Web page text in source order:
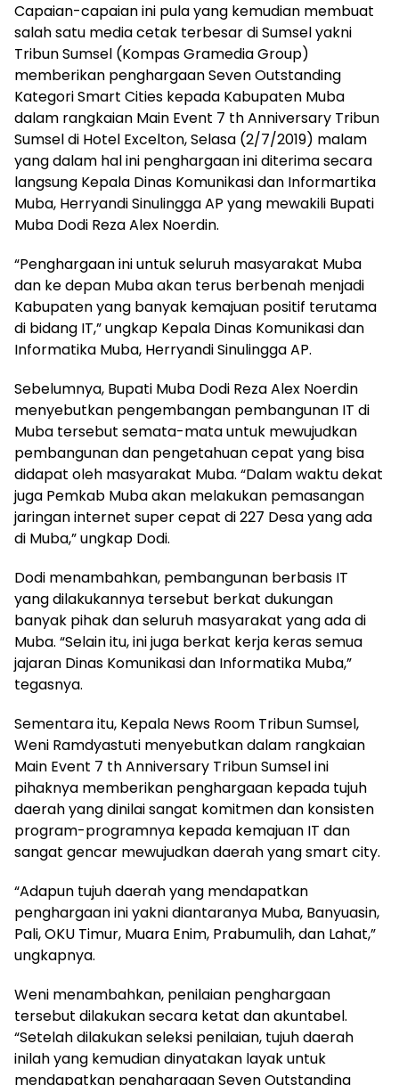
Capaian-capaian ini pula yang kemudian membuat
salah satu media cetak terbesar di Sumsel yakni
Tribun Sumsel (Kompas Gramedia Group)
memberikan penghargaan Seven Outstanding
Kategori Smart Cities kepada Kabupaten Muba
dalam rangkaian Main Event 7 th Anniversary Tribun
Sumsel di Hotel Excelton, Selasa (2/7/2019) malam
yang dalam hal ini penghargaan ini diterima secara
langsung Kepala Dinas Komunikasi dan Informartika
Muba, Herryandi Sinulingga AP yang mewakili Bupati
Muba Dodi Reza Alex Noerdin.
“Penghargaan ini untuk seluruh masyarakat Muba
dan ke depan Muba akan terus berbenah menjadi
Kabupaten yang banyak kemajuan positif terutama
di bidang IT,” ungkap Kepala Dinas Komunikasi dan
Informatika Muba, Herryandi Sinulingga AP.
Sebelumnya, Bupati Muba Dodi Reza Alex Noerdin
menyebutkan pengembangan pembangunan IT di
Muba tersebut semata-mata untuk mewujudkan
pembangunan dan pengetahuan cepat yang bisa
didapat oleh masyarakat Muba. “Dalam waktu dekat
juga Pemkab Muba akan melakukan pemasangan
jaringan internet super cepat di 227 Desa yang ada
di Muba,” ungkap Dodi.
Dodi menambahkan, pembangunan berbasis IT
yang dilakukannya tersebut berkat dukungan
banyak pihak dan seluruh masyarakat yang ada di
Muba. “Selain itu, ini juga berkat kerja keras semua
jajaran Dinas Komunikasi dan Informatika Muba,”
tegasnya.
Sementara itu, Kepala News Room Tribun Sumsel,
Weni Ramdyastuti menyebutkan dalam rangkaian
Main Event 7 th Anniversary Tribun Sumsel ini
pihaknya memberikan penghargaan kepada tujuh
daerah yang dinilai sangat komitmen dan konsisten
program-programnya kepada kemajuan IT dan
sangat gencar mewujudkan daerah yang smart city.
“Adapun tujuh daerah yang mendapatkan
penghargaan ini yakni diantaranya Muba, Banyuasin,
Pali, OKU Timur, Muara Enim, Prabumulih, dan Lahat,”
ungkapnya.
Weni menambahkan, penilaian penghargaan
tersebut dilakukan secara ketat dan akuntabel.
“Setelah dilakukan seleksi penilaian, tujuh daerah
inilah yang kemudian dinyatakan layak untuk
mendapatkan penghargaan Seven Outstanding